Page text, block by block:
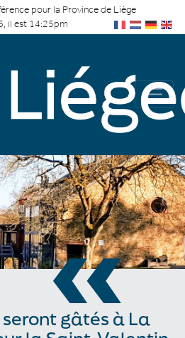
pour la Province de Liège
il est 14:25pm
«
gâtés à La